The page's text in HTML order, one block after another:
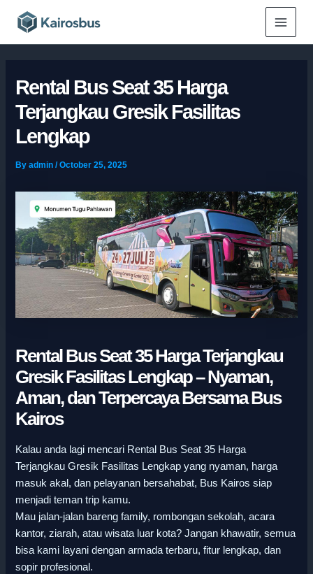
Main
Menu
Rental Bus Seat 35 Harga
Terjangkau Gresik Fasilitas
Lengkap
Byadmin/October 25, 2025
Rental Bus Seat 35 Harga Terjangkau
Gresik Fasilitas Lengkap – Nyaman,
Aman, dan Terpercaya Bersama Bus
Kairos
Kalau anda lagi mencari Rental Bus Seat 35 Harga
Terjangkau Gresik Fasilitas Lengkap yang nyaman, harga
masuk akal, dan pelayanan bersahabat, Bus Kairos siap
menjadi teman trip kamu.
Mau jalan-jalan bareng family, rombongan sekolah, acara
kantor, ziarah, atau wisata luar kota? Jangan khawatir, semua
bisa kami layani dengan armada terbaru, fitur lengkap, dan
sopir profesional.